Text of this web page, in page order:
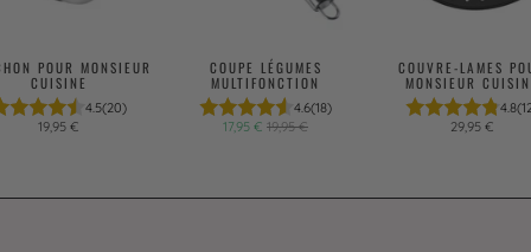
POUR MONSIEUR
CUISINE
4.5(20)
19,95 €
COUPE LÉGUMES
MULTIFONCTION
4.6(18)
17,95 €19,95 €
COUVRE-LAMES
MONSIEUR
4.8
29,95 €